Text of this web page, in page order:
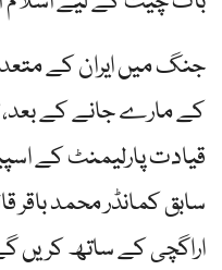
جنگ میں ایران کے
کے مارے جانے کے بعد،
قیادت پارلیمنٹ کے
سابق کمانڈر محمد باقر
اراگچی کے ساتھ کریں